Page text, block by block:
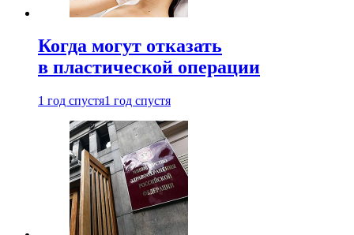
Когда могут отказать
в пластической операции
1 год спустя1 год спустя